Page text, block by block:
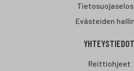
Evästeiden
YHTEYSTIEDOT
Reittiohjeet